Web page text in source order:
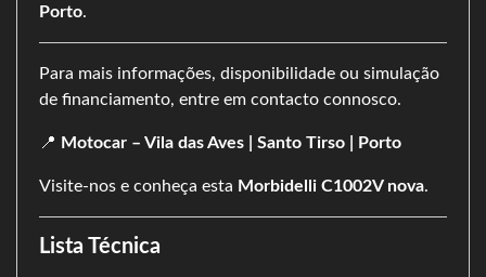
Porto.
Para mais informações, disponibilidade ou simulação
de financiamento, entre em contacto connosco.
📍 Motocar – Vila das Aves | Santo Tirso | Porto
Visite-nos e conheça esta Morbidelli C1002V nova.
Lista Técnica